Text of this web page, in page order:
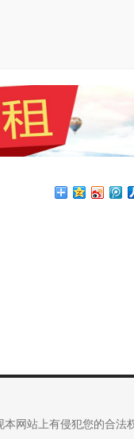
网站上有侵犯您的合法